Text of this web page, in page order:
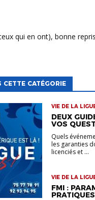
qui en ont), bonne
CATÉGORIE
VIE DE LA
DEUX
VOS
Quels
les garanties
licenciés et ...
VIE DE LA
FMI :
PRATIQUES